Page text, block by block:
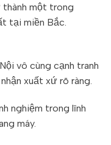
thành một trong
tại miền Bắc.
vô cùng cạnh tranh
xuất xứ rõ ràng.
nghiệm trong lĩnh
máy.